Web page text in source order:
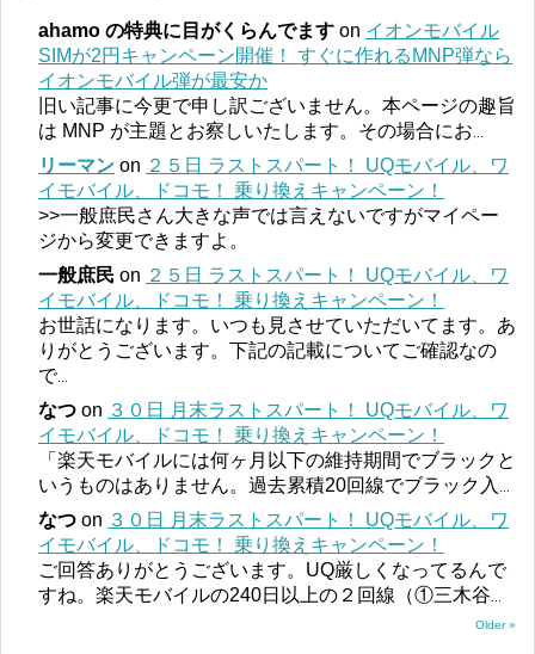
ahamo の特典に目がくらんでます on イオンモバイル
SIMが2円キャンペーン開催！ すぐに作れるMNP弾なら
イオンモバイル弾が最安か
旧い記事に今更で申し訳ございません。本ページの趣旨
は MNP が主題とお察しいたします。その場合にお
リーマン on ２５日 ラストスパート！ UQモバイル、ワ
イモバイル、ドコモ！ 乗り換えキャンペーン！
>>一般庶民さん大きな声では言えないですがマイペー
ジから変更できますよ。
一般庶民 on ２５日 ラストスパート！ UQモバイル、ワ
イモバイル、ドコモ！ 乗り換えキャンペーン！
お世話になります。いつも見させていただいてます。あ
りがとうございます。下記の記載についてご確認なの
で...
なつ on ３０日 月末ラストスパート！ UQモバイル、ワ
イモバイル、ドコモ！ 乗り換えキャンペーン！
「楽天モバイルには何ヶ月以下の維持期間でブラックと
いうものはありません。過去累積20回線でブラック入
なつ on ３０日 月末ラストスパート！ UQモバイル、ワ
イモバイル、ドコモ！ 乗り換えキャンペーン！
ご回答ありがとうございます。UQ厳しくなってるんで
すね。楽天モバイルの240日以上の２回線（①三木谷
Older »